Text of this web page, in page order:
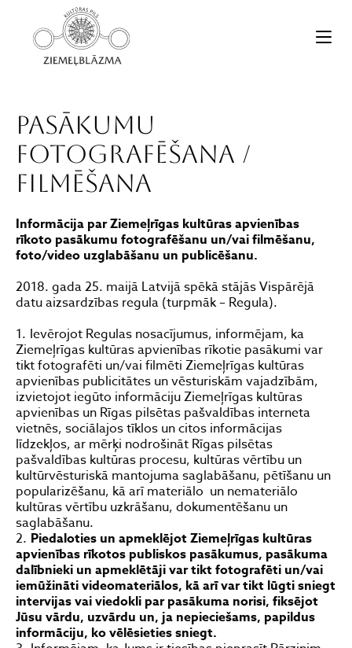
Pasākumu
fotografēšana /
filmēšana
Informācija parZiemeļrīgas kultūras apvienības
rīkoto pasākumu fotografēšanu un/vai filmēšanu,
foto/video uzglabāšanu un publicēšanu.
2018. gada 25. maijā Latvijā spēkā stājās Vispārējā
datu aizsardzības regula (turpmāk – Regula).
Ievērojot Regulas nosacījumus, informējam, ka
Ziemeļrīgas kultūras apvienības rīkotie pasākumi var
tikt fotografēti un/vai filmēti Ziemeļrīgas kultūras
apvienības publicitātes un vēsturiskām vajadzībām,
izvietojot iegūto informāciju Ziemeļrīgas kultūras
apvienības un Rīgas pilsētas pašvaldības interneta
vietnēs, sociālajos tīklos un citos informācijas
līdzekļos, ar mērķi nodrošināt Rīgas pilsētas
pašvaldības kultūras procesu, kultūras vērtību un
kultūrvēsturiskā mantojuma saglabāšanu, pētīšanu un
popularizēšanu, kā arī materiālo un nemateriālo
kultūras vērtību uzkrāšanu, dokumentēšanu un
saglabāšanu.
Piedaloties un apmeklējotZiemeļrīgas kultūras
apvienības rīkotos publiskos pasākumus, pasākuma
dalībnieki un apmeklētāji var tikt fotografēti un/vai
iemūžināti videomateriālos, kā arī var tikt lūgti sniegt
intervijas vai viedokli par pasākuma norisi, fiksējot
Jūsu vārdu, uzvārdu un, ja nepieciešams, papildus
informāciju, ko vēlēsieties sniegt.